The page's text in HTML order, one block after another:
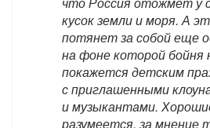
кусок земли и моря. А
потянет за собой еще
на фоне которой бойня
покажется детским
с приглашенными
и музыкантами.
разумеется, за мнение